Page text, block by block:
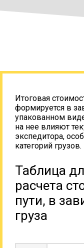
Итоговая
формируется в
упакованном
на нее влияют
экспедитора,
категорий грузов.
Таблица
расчета
пути, в
груза